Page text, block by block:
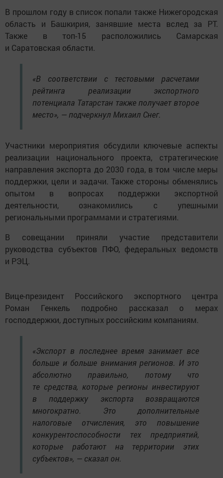
В прошлом году в список попали также Нижегородская
область и Башкирия, занявшие места вслед за РТ.
Также в топ-15 расположились Самарская
и Саратовская области.
«В соответствии с тестовыми расчетами
рейтинга реализации экспортного
потенциала Татарстан также получает второе
место», — подчеркнул Михаил Снег.
Участники мероприятия обсудили ключевые аспекты
реализации национального проекта, стратегические
направления экспорта до 2030 года, в том числе меры
поддержки, цели и задачи. Также стороны обменялись
опытом в вопросах поддержки экспортной
деятельности, ознакомились с упешными
региональными программами и стратегиями.
В совещании приняли участие представители
руководства субъектов ПФО, федеральных ведомств
и РЭЦ.
Вице-президент Российского экспортного центра
Роман Генкель подробно рассказал о мерах
господдержки, доступных российским компаниям.
«Экспорт в последнее время занимает все
больше и больше внимания регионов. И это
абсолютно правильно, потому что
те средства, которые регионы инвестируют
в поддержку экспорта возвращаются
многократно. Это дополнительные
налоговые отчисления, это повышение
конкурентоспособности тех предприятий,
которые работают на территории этих
субъектов», — сказал он.